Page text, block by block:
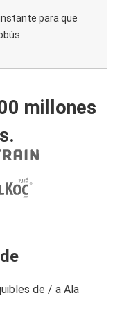
para que
millones
de / a Ala